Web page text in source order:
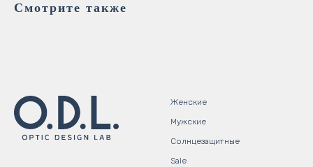
Смотрите также
Женские
Мужские
Солнцезащитные
Sale